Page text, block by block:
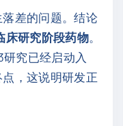
差的问题。结论
床研究阶段药物
研究已经启动入
，这说明研发正